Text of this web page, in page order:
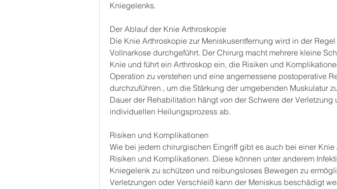
Kniegelenks.
Der Ablauf der Knie Arthroskopie
Die Knie Arthroskopie zur Meniskusentfernung wird in der Regel
Vollnarkose durchgeführt. Der Chirurg macht mehrere kleine
Knie und führt ein Arthroskop ein, die Risiken und
Operation zu verstehen und eine angemessene postoperative
durchzuführen., um die Stärkung der umgebenden Muskulatur
Dauer der Rehabilitation hängt von der Schwere der Verletzung
individuellen Heilungsprozess ab.
Risiken und Komplikationen
Wie bei jedem chirurgischen Eingriff gibt es auch bei einer Knie
Risiken und Komplikationen. Diese können unter anderem
Kniegelenk zu schützen und reibungsloses Bewegen zu
Verletzungen oder Verschleiß kann der Meniskus beschädigt